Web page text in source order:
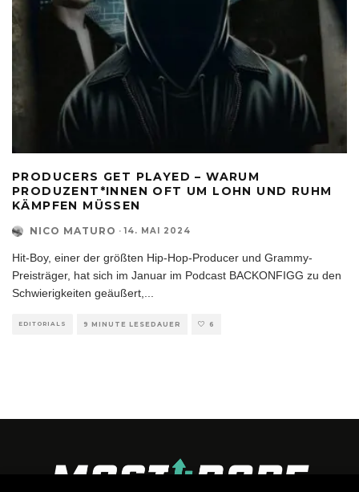
PRODUCERS GET PLAYED – WARUM
PRODUZENT*INNEN OFT UM LOHN UND RUHM
KÄMPFEN MÜSSEN
NICO MATURO · 14. MAI 2024
Hit-Boy, einer der größten Hip-Hop-Producer und Grammy-
Preisträger, hat sich im Januar im Podcast BACKONFIGG zu den
Schwierigkeiten geäußert,...
EDITORIALS 9 MINUTE LESEDAUER 6